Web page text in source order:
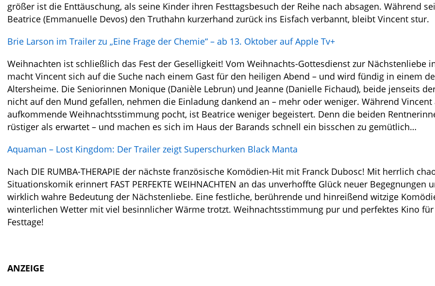
größer ist die Enttäuschung, als seine Kinder ihren Festtagsbesuch der Reihe nach absagen. Während
Beatrice (Emmanuelle Devos) den Truthahn kurzerhand zurück ins Eisfach verbannt, bleibt Vincent stur.
Brie Larson im Trailer zu „Eine Frage der Chemie“ – ab 13. Oktober auf Apple Tv+
Weihnachten ist schließlich das Fest der Geselligkeit! Vom Weihnachts-Gottesdienst zur Nächstenliebe
macht Vincent sich auf die Suche nach einem Gast für den heiligen Abend – und wird fündig in einem
Altersheime. Die Seniorinnen Monique (Danièle Lebrun) und Jeanne (Danielle Fichaud), beide jenseits
nicht auf den Mund gefallen, nehmen die Einladung dankend an – mehr oder weniger. Während Vincent
aufkommende Weihnachtsstimmung pocht, ist Beatrice weniger begeistert. Denn die beiden
rüstiger als erwartet – und machen es sich im Haus der Barands schnell ein bisschen zu gemütlich…
Aquaman – Lost Kingdom: Der Trailer zeigt Superschurken Black Manta
Nach DIE RUMBA-THERAPIE der nächste französische Komödien-Hit mit Franck Dubosc! Mit herrlich
Situationskomik erinnert FAST PERFEKTE WEIHNACHTEN an das unverhoffte Glück neuer Begegnungen
wirklich wahre Bedeutung der Nächstenliebe. Eine festliche, berührende und hinreißend witzige
winterlichen Wetter mit viel besinnlicher Wärme trotzt. Weihnachtsstimmung pur und perfektes Kino
Festtage!
ANZEIGE